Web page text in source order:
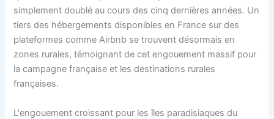
simplement doublé au cours des cinq dernières années. Un
tiers des hébergements disponibles en France sur des
plateformes comme Airbnb se trouvent désormais en
zones rurales, témoignant de cet engouement massif pour
la campagne française et les destinations rurales
françaises.
L'engouement croissant pour les îles paradisiaques du